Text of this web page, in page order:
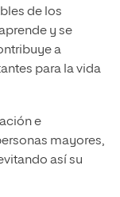
de los
y se
a
para la vida
e
mayores,
así su